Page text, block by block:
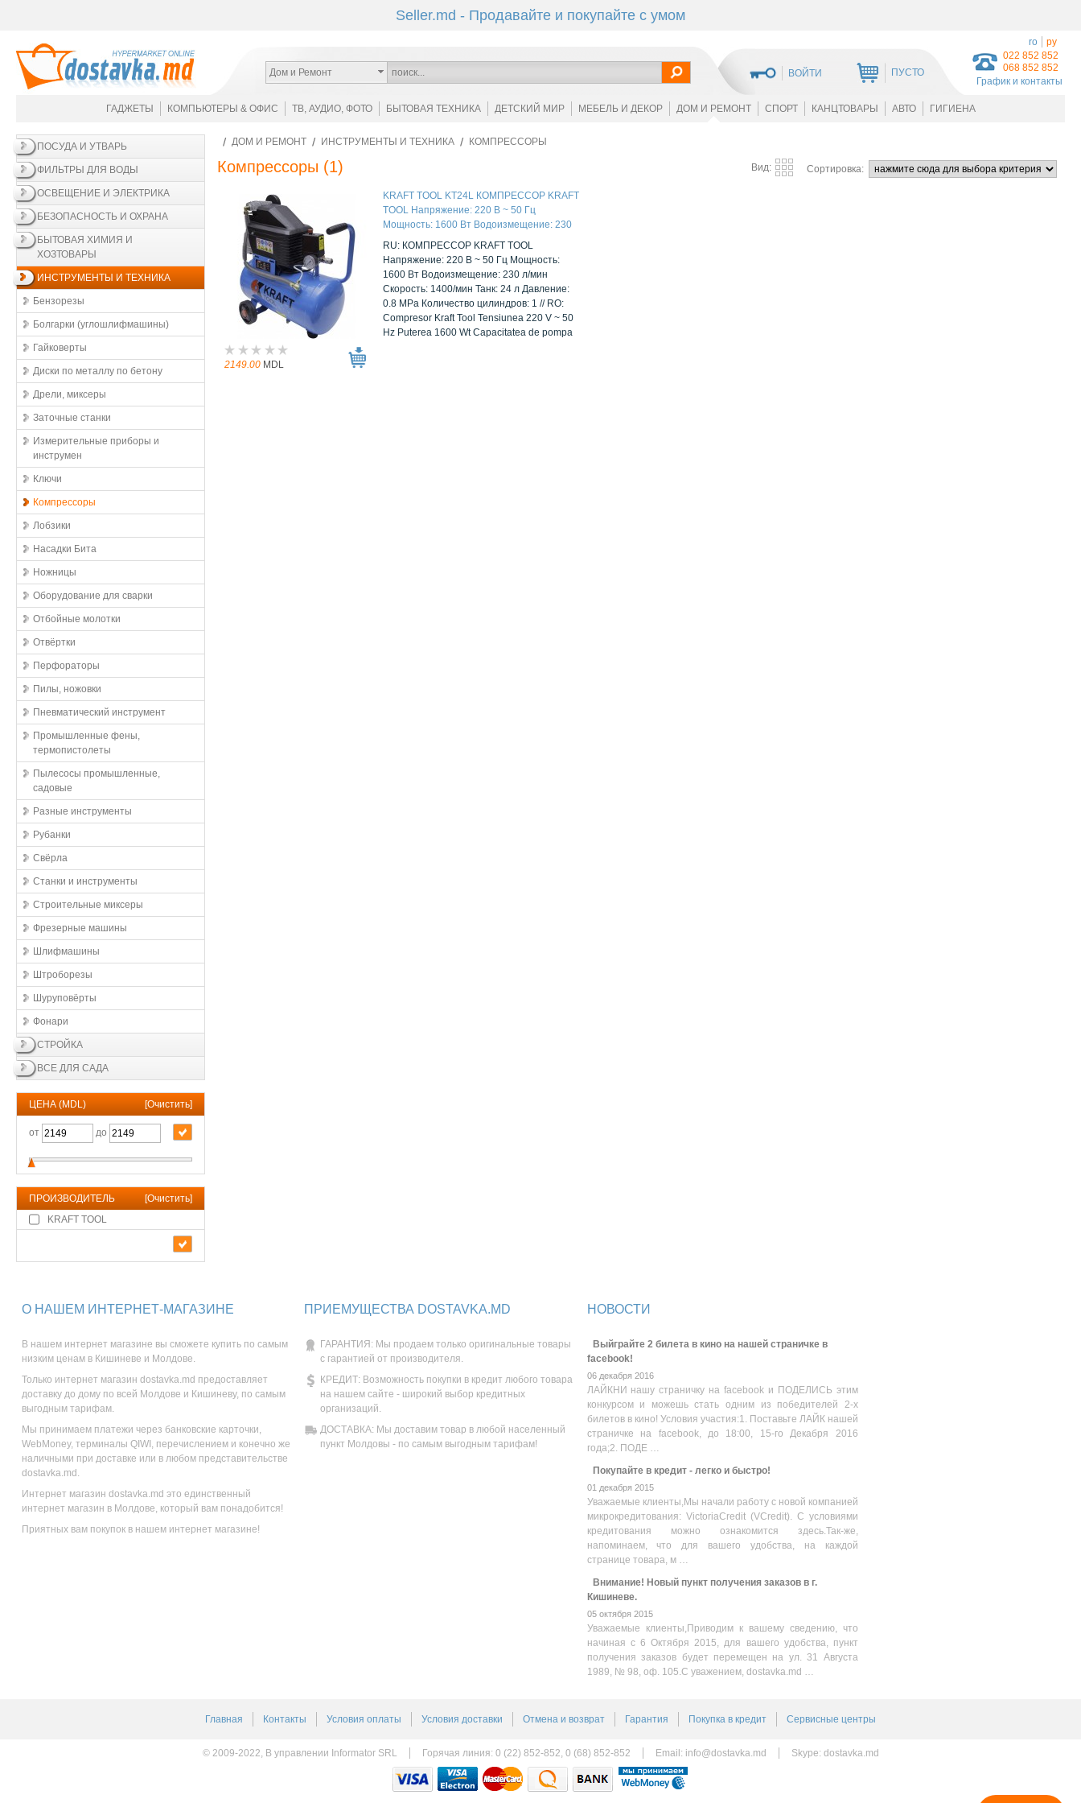
Seller.md - Продавайте и покупайте с умом
022 852 852
068 852 852
График и контакты
Дом и Ремонт ВОЙТИ ПУСТО
ro ру
ГАДЖЕТЫ КОМПЬЮТЕРЫ & ОФИС ТВ, АУДИО, ФОТО БЫТОВАЯ ТЕХНИКА ДЕТСКИЙ МИР МЕБЕЛЬ И ДЕКОР ДОМ И РЕМОНТ СПОРТ КАНЦТОВАРЫ АВТО ГИГИЕНА
ПОСУДА И УТВАРЬ
ФИЛЬТРЫ ДЛЯ ВОДЫ
ОСВЕЩЕНИЕ И ЭЛЕКТРИКА
БЕЗОПАСНОСТЬ И ОХРАНА
БЫТОВАЯ ХИМИЯ И
ХОЗТОВАРЫ
ИНСТРУМЕНТЫ И ТЕХНИКА
Бензорезы
Болгарки (углошлифмашины)
Гайковерты
Диски по металлу по бетону
Дрели, миксеры
Заточные станки
Измерительные приборы и
инструмен
Ключи
Компрессоры
Лобзики
Насадки Бита
Ножницы
Оборудование для сварки
Отбойные молотки
Отвёртки
Перфораторы
Пилы, ножовки
Пневматический инструмент
Промышленные фены,
термопистолеты
Пылесосы промышленные,
садовые
Разные инструменты
Рубанки
Свёрла
Станки и инструменты
Строительные миксеры
Фрезерные машины
Шлифмашины
Штроборезы
Шуруповёрты
Фонари
СТРОЙКА
ВСЕ ДЛЯ САДА
ЦЕНА (MDL) [Очистить]
от до
ПРОИЗВОДИТЕЛЬ [Очистить]
KRAFT TOOL
ДОМ И РЕМОНТ ИНСТРУМЕНТЫ И ТЕХНИКА КОМПРЕССОРЫ
Компрессоры (1) Вид: Сортировка:
2149.00 MDL
KRAFT TOOL KT24L КОМПРЕССОР KRAFT
TOOL Напряжение: 220 В ~ 50 Гц
Мощность: 1600 Вт Водоизмещение: 230
л/мин Скорость: 1400/мин Танк: 24 л
Давление: 0.8 MPa Количество цилиндров:
1
RU: КОМПРЕССОР KRAFT TOOL
Напряжение: 220 В ~ 50 Гц Мощность:
1600 Вт Водоизмещение: 230 л/мин
Скорость: 1400/мин Танк: 24 л Давление:
0.8 MPa Количество цилиндров: 1 // RO:
Compresor Kraft Tool Tensiunea 220 V ~ 50
Hz Puterea 1600 Wt Capacitatea de pompa
О НАШЕМ ИНТЕРНЕТ-МАГАЗИНЕ
В нашем интернет магазине вы сможете купить по самым
низким ценам в Кишиневе и Молдове.
Только интернет магазин dostavka.md предоставляет
доставку до дому по всей Молдове и Кишиневу, по самым
выгодным тарифам.
Мы принимаем платежи через банковские карточки,
WebMoney, терминалы QIWI, перечислением и конечно же
наличными при доставке или в любом представительстве
dostavka.md.
Интернет магазин dostavka.md это единственный
интернет магазин в Молдове, который вам понадобится!
Приятных вам покупок в нашем интернет магазине!
ПРИЕМУЩЕСТВА DOSTAVKA.MD
ГАРАНТИЯ: Мы продаем только оригинальные товары
с гарантией от производителя.
КРЕДИТ: Возможность покупки в кредит любого товара
на нашем сайте - широкий выбор кредитных
организаций.
ДОСТАВКА: Мы доставим товар в любой населенный
пункт Молдовы - по самым выгодным тарифам!
НОВОСТИ
Выйграйте 2 билета в кино на нашей страничке в
facebook!
06 декабря 2016
ЛАЙКНИ нашу страничку на facebook и ПОДЕЛИСЬ этим
конкурсом и можешь стать одним из победителей 2-х
билетов в кино! Условия участия:1. Поставьте ЛАЙК нашей
страничке на facebook, до 18:00, 15-го Декабря 2016
года;2. ПОДЕ …
Покупайте в кредит - легко и быстро!
01 декабря 2015
Уважаемые клиенты,Мы начали работу с новой компанией
микрокредитования: VictoriaCredit (VCredit). С условиями
кредитования можно ознакомится здесь.Так-же,
напоминаем, что для вашего удобства, на каждой
странице товара, м …
Внимание! Новый пункт получения заказов в г.
Кишиневе.
05 октября 2015
Уважаемые клиенты,Приводим к вашему сведению, что
начиная с 6 Октября 2015, для вашего удобства, пункт
получения заказов будет перемещен на ул. 31 Августа
1989, № 98, оф. 105.С уважением, dostavka.md …
Главная Контакты Условия оплаты Условия доставки Отмена и возврат Гарантия Покупка в кредит Сервисные центры
© 2009-2022, В управлении Informator SRL Горячая линия: 0 (22) 852-852, 0 (68) 852-852 Email: info@dostavka.md Skype: dostavka.md